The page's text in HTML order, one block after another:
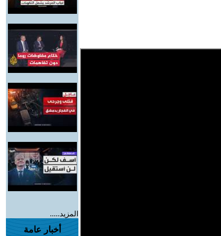
المزيد.....
أخبار عامة